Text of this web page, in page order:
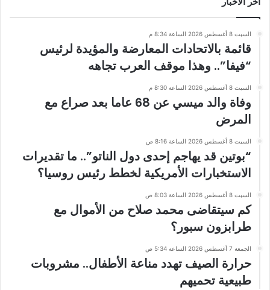
السبت 8 أغسطس 2026 الساعة 8:34 م
قائمة بالاتحادات المعارضة والمؤيدة لرئيس
“فيفا”.. وهذا موقف العرب تجاهه
السبت 8 أغسطس 2026 الساعة 8:30 م
وفاة والد ميسي عن 68 عاما بعد صراع مع
المرض
السبت 8 أغسطس 2026 الساعة 8:16 ص
“بوتين قد يهاجم إحدى دول الناتو”.. ما تقديرات
الاستخبارات الأمريكية لخطط رئيس روسيا؟
السبت 8 أغسطس 2026 الساعة 8:03 ص
كم سيتقاضى محمد صلاح من الأموال مع
طرابزون سبور؟
الجمعة 7 أغسطس 2026 الساعة 5:34 ص
حرارة الصيف تهدد مناعة الأطفال.. مشروبات
طبيعية تحميهم